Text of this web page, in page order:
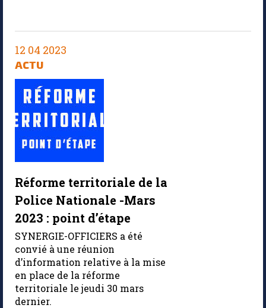
12 04 2023
ACTU
Réforme territoriale de la
Police Nationale -Mars
2023 : point d’étape
SYNERGIE-OFFICIERS a été
convié à une réunion
d’information relative à la mise
en place de la réforme
territoriale le jeudi 30 mars
dernier.